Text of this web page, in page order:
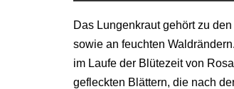
Das Lungenkraut gehört zu
sowie an feuchten
im Laufe der Blütezeit von
gefleckten Blättern, die nach